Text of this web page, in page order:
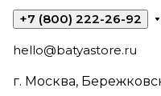
+7 (800) 222-26-92
hello@batyastore.ru
г. Москва,